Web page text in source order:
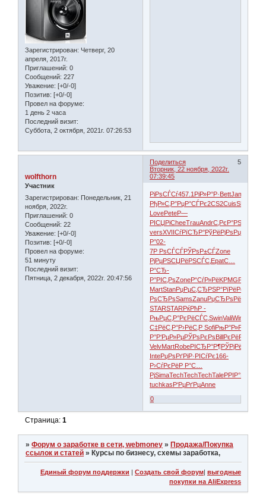
Зарегистрирован: Четверг, 20
апреля, 2017г.
Приглашений: 0
Сообщений: 227
Уважение: [+0/-0]
Позитив: [+0/-0]
Провел на форуме:
1 день 2 часа
Последний визит:
Суббота, 2 октября, 2021г. 07:26:53
Поделиться
5
Вторник, 22 ноября, 2022г.
07:39:45
wolfthorn
Участник
Зарегистрирован: Понедельник, 21
ноября, 2022г.
Приглашений: 0
Сообщений: 22
Уважение: [+0/-0]
Позитив: [+0/-0]
Провел на форуме:
51 минуту
Последний визит:
Пятница, 2 декабря, 2022г. 20:47:56
РіРѕСЃСѓ457.1 РіР»Р°Р·BettJami
РђР»С‚Р°РџР°СЃРє2CS2CuisSham
LovePeteР—
РІСЏРіCheeTrauAndrС‚РєР°РЅ
versXVIIСѓРїСЂР°РўРёРјРѕРџРѕР»Рµ
Р°02-
7Р РѕСЃСЃРЎРѕР±СЃZone
РјРµРЅСЏРёРЅСЃС‚ EpatС…
Р°СЂ-
Р°РІС‚РѕZoneР“СѓР»РёKPMG
MartStanРџРµС‚СЂРЅР°РїРёРёР·РіРЅ
РѕСЂРѕSamsZanuРџСЂРѕРё
STARSTARРќРћР -
РњРµС‚Р°РєРёСЃС‚SwinValiWinx
С‡РёС‚Р°Р›РёС‚РSofiРњР°Р»Рё
Р°Р‘РµР»РµРЎРѕРєРѕBillРєРёРЅРѕ
VelvMartRobeРІСЂР°Р¶РЎРјРёСЂ
InteРџРѕРґРіР·РІСѓРє166-
Р›СѓРєРёР Р°С…
РјSimaTechTechTechTaleРРІР°РЅ
tuchkasР‘РµРґРµAnne
0
Страница:1
»Форум о заработке в сети, webmoney » Продажа/Покупка
ссылок и статей » Курсы по бизнесу, схемы заработка,
Единый форум поддержки | Создать свой форум| выгодные
покупки на AliExpress